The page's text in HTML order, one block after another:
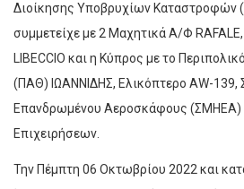
Διοίκησης Υποβρυχίων Καταστροφών
συμμετείχε με 2 Μαχητικά Α/Φ RAFALE,
LIBECCIO και η Κύπρος με το
(ΠΑΘ) ΙΩΑΝΝΙΔΗΣ, Ελικόπτερο AW-139,
Επανδρωμένου Αεροσκάφους (ΣΜΗΕΑ)
Επιχειρήσεων.
Την Πέμπτη 06 Οκτωβρίου 2022 και